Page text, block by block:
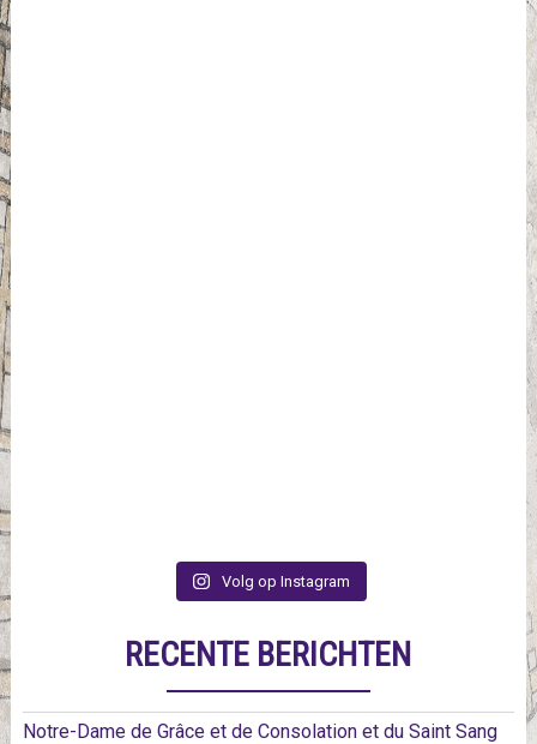
Volg op Instagram
RECENTE BERICHTEN
Notre-Dame de Grâce et de Consolation et du Saint Sang